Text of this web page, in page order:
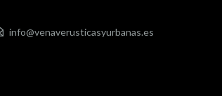
info@venaverusticasyurbanas.es